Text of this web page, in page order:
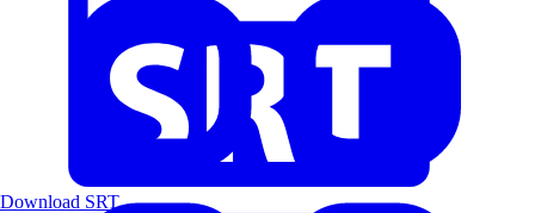
Download SRT